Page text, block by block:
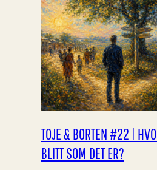
TOJE & BORTEN #22 |
BLITT SOM DET ER?